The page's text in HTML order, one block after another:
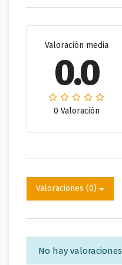
Valoración media
0.0
0 Valoración
Valoraciones (0)
No hay valoraciones